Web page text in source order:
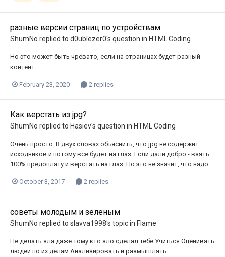
разные версии страниц по устройствам
ShumNo replied to d0ublezer0's question in HTML Coding
Но это может быть чревато, если на страницах будет разный
контент
February 23, 2020 2 replies
Как верстать из jpg?
ShumNo replied to Hasiev's question in HTML Coding
Очень просто. В двух словах объяснить, что jpg не содержит
исходников и потому все будет на глаз. Если дали добро - взять
100% предоплату и верстать на глаз. Но это не значит, что надо...
October 3, 2017 2 replies
советы молодым и зеленым
ShumNo replied to slavva1998's topic in Flame
Не делать зла даже тому кто зло сделал тебе Учиться Оценивать
людей по их делам Анализировать и размышлять